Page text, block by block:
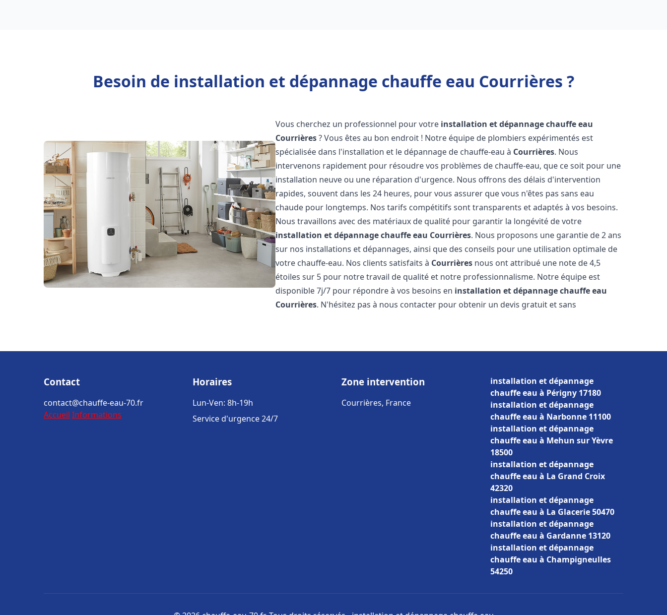
Besoin de installation et dépannage chauffe eau Courrières ?
Vous cherchez un professionnel pour votre installation et dépannage chauffe eau
Courrières? Vous êtes au bon endroit ! Notre équipe de plombiers expérimentés est
spécialisée dans l'installation et le dépannage de chauffe-eau à Courrières. Nous
intervenons rapidement pour résoudre vos problèmes de chauffe-eau, que ce soit pour une
installation neuve ou une réparation d'urgence. Nous offrons des délais d'intervention
rapides, souvent dans les 24 heures, pour vous assurer que vous n'êtes pas sans eau
chaude pour longtemps. Nos tarifs compétitifs sont transparents et adaptés à vos besoins.
Nous travaillons avec des matériaux de qualité pour garantir la longévité de votre
installation et dépannage chauffe eau Courrières. Nous proposons une garantie de 2 ans
sur nos installations et dépannages, ainsi que des conseils pour une utilisation optimale de
votre chauffe-eau. Nos clients satisfaits à Courrières nous ont attribué une note de 4,5
étoiles sur 5 pour notre travail de qualité et notre professionnalisme. Notre équipe est
disponible 7j/7 pour répondre à vos besoins en installation et dépannage chauffe eau
Courrières. N'hésitez pas à nous contacter pour obtenir un devis gratuit et sans
Contact
contact@chauffe-eau-70.fr
Accueil Informations
Horaires
Lun-Ven: 8h-19h
Service d'urgence 24/7
Zone intervention
Courrières, France
installation et dépannage
chauffe eau à Périgny 17180
installation et dépannage
chauffe eau à Narbonne 11100
installation et dépannage
chauffe eau à Mehun sur Yèvre
18500
installation et dépannage
chauffe eau à La Grand Croix
42320
installation et dépannage
chauffe eau à La Glacerie 50470
installation et dépannage
chauffe eau à Gardanne 13120
installation et dépannage
chauffe eau à Champigneulles
54250